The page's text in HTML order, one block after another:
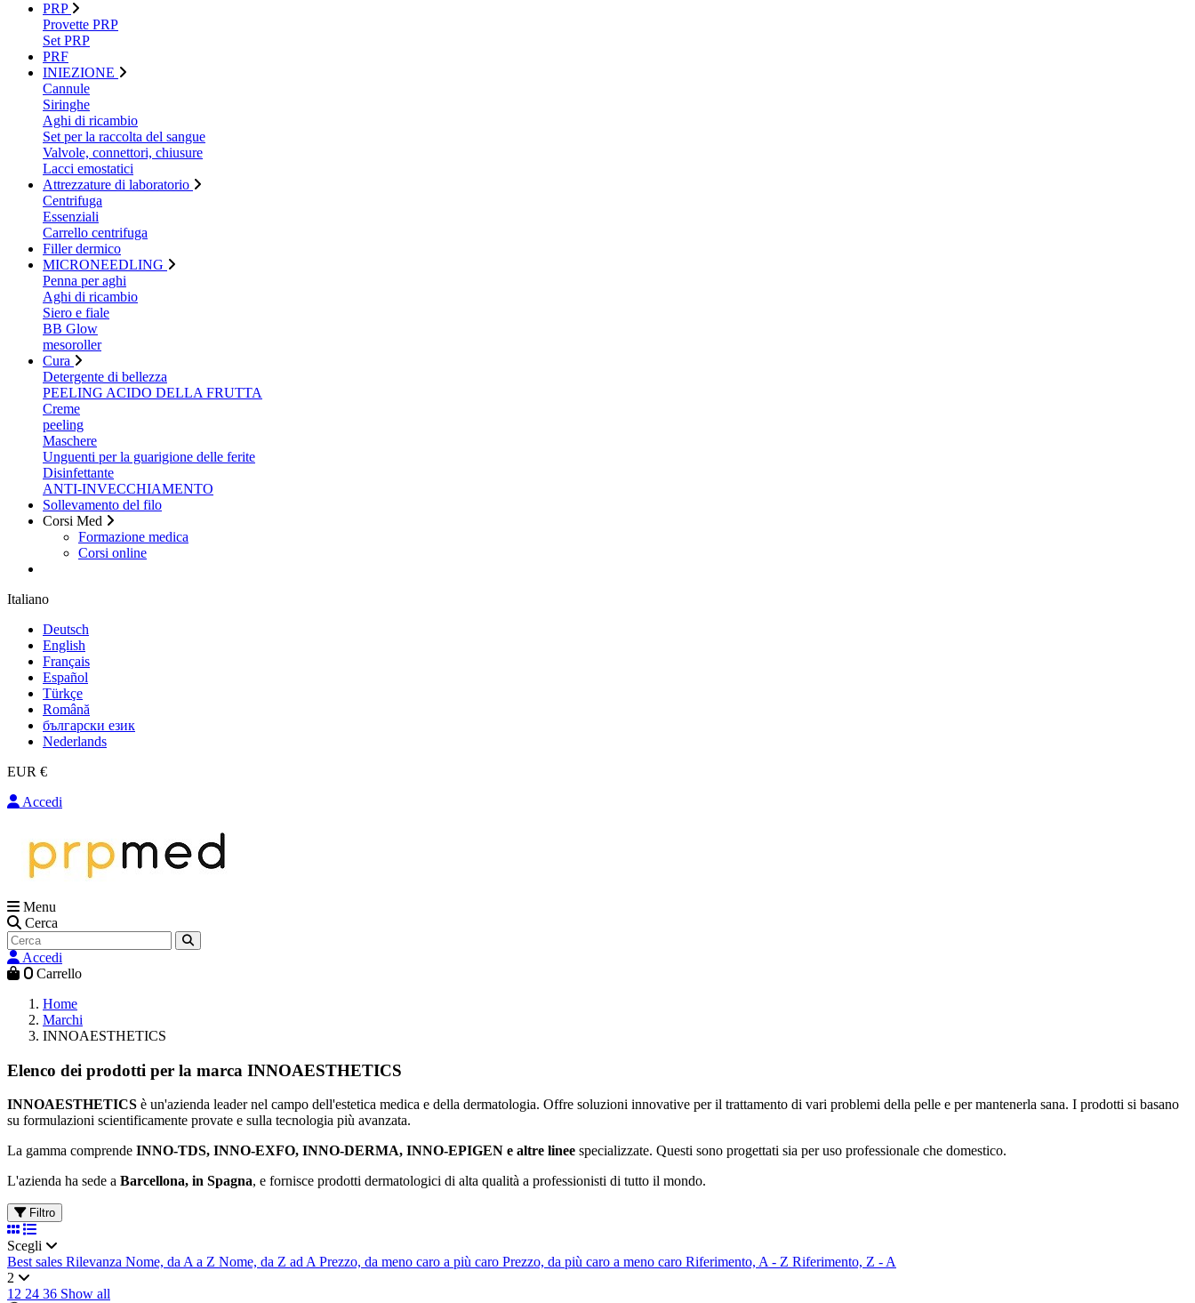
PRP
Provette PRP
Set PRP
PRF
INIEZIONE
Cannule
Siringhe
Aghi di ricambio
Set per la raccolta del sangue
Valvole, connettori, chiusure
Lacci emostatici
Attrezzature di laboratorio
Centrifuga
Essenziali
Carrello centrifuga
Filler dermico
MICRONEEDLING
Penna per aghi
Aghi di ricambio
Siero e fiale
BB Glow
mesoroller
Cura
Detergente di bellezza
PEELING ACIDO DELLA FRUTTA
Creme
peeling
Maschere
Unguenti per la guarigione delle ferite
Disinfettante
ANTI-INVECCHIAMENTO
Sollevamento del filo
Corsi Med
Formazione medica
Corsi online
Italiano
Deutsch
English
Français
Español
Türkçe
Română
български език
Nederlands
EUR €
Accedi
Menu
Cerca
Accedi
0 Carrello
Home
Marchi
INNOAESTHETICS
Elenco dei prodotti per la marca INNOAESTHETICS
INNOAESTHETICS è un'azienda leader nel campo dell'estetica medica e della dermatologia. Offre soluzioni innovative per il trattamento di vari problemi della pelle e per mantenerla sana. I prodotti si basano
su formulazioni scientificamente provate e sulla tecnologia più avanzata.
La gamma comprende INNO-TDS, INNO-EXFO, INNO-DERMA, INNO-EPIGEN e altre linee specializzate. Questi sono progettati sia per uso professionale che domestico.
L'azienda ha sede a Barcellona, in Spagna, e fornisce prodotti dermatologici di alta qualità a professionisti di tutto il mondo.
Filtro
Scegli
Best sales Rilevanza Nome, da A a Z Nome, da Z ad APrezzo, da meno caro a più caro Prezzo, da più caro a meno caro Riferimento, A - Z Riferimento, Z - A
2
12 24 36 Show all